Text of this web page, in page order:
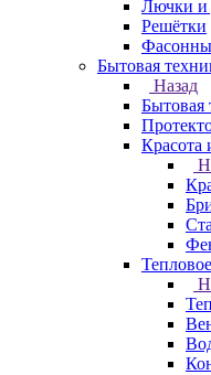
Лючки и
Решётки
Бытовая
Назад
Бытовая
Красота